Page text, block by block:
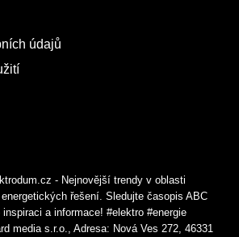
údajů
- Nejnovější trendy v oblasti
řešení. Sledujte časopis ABC
a informace! #elektro #energie
media s.r.o., Adresa: Nová Ves 272, 46331